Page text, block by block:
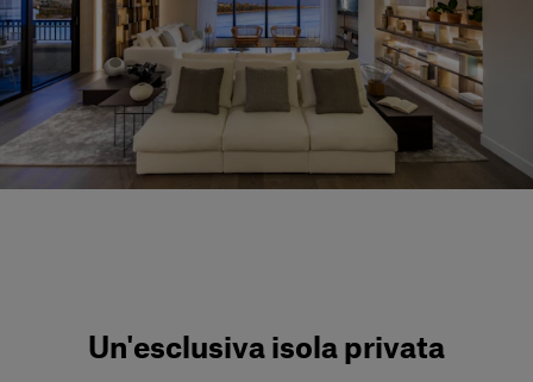
Accedi
Italiano
Un'esclusiva isola privata